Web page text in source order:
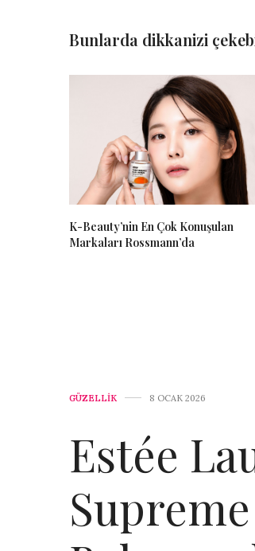
Bunlarda dikkanizi
K-Beauty’nin En Çok Konuşulan
Markaları Rossmann’da
GÜZELLİK 8 OCAK 2026
Estée